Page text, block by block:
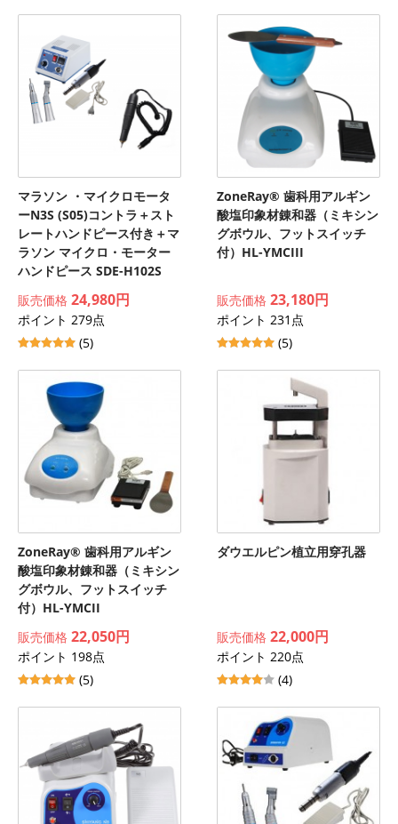
マラソン ・マイクロモータ
ーN3S (S05)コントラ＋スト
レートハンドピース付き＋マ
ラソン マイクロ・モーター
ハンドピース SDE-H102S
販売価格 24,980円
ポイント 279点
(5)
ZoneRay® 歯科用アルギン
酸塩印象材錬和器（ミキシン
グボウル、フットスイッチ
付）HL-YMCIII
販売価格 23,180円
ポイント 231点
(5)
ZoneRay® 歯科用アルギン
酸塩印象材錬和器（ミキシン
グボウル、フットスイッチ
付）HL-YMCII
販売価格 22,050円
ポイント 198点
(5)
ダウエルピン植立用穿孔器
販売価格 22,000円
ポイント 220点
(4)